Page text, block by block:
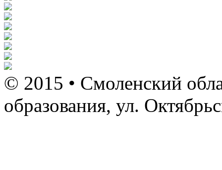
© 2015 • Смоленский
образования, ул.